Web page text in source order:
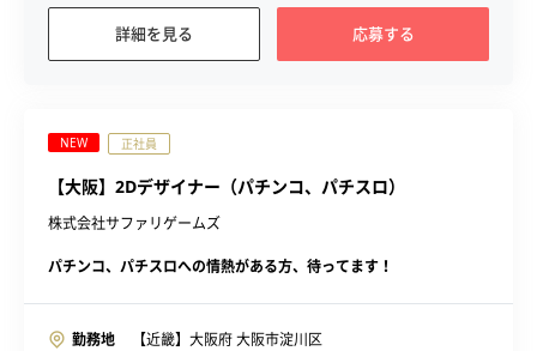
詳細を見る 応募する
NEW 正社員
【大阪】2Dデザイナー（パチンコ、パチスロ）
株式会社サファリゲームズ
パチンコ、パチスロへの情熱がある方、待ってます！
勤務地 【近畿】大阪府 大阪市淀川区